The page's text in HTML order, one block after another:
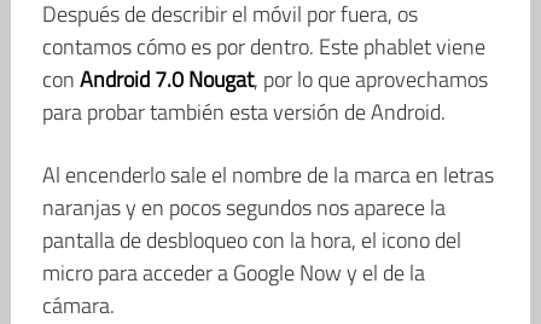
Después de describir el móvil por fuera, os
contamos cómo es por dentro. Este phablet viene
conAndroid 7.0 Nougat, por lo que aprovechamos
para probar también esta versión de Android.
Al encenderlo sale el nombre de la marca en letras
naranjas y en pocos segundos nos aparece la
pantalla de desbloqueo con la hora, el icono del
micro para acceder a Google Now y el de la
cámara.